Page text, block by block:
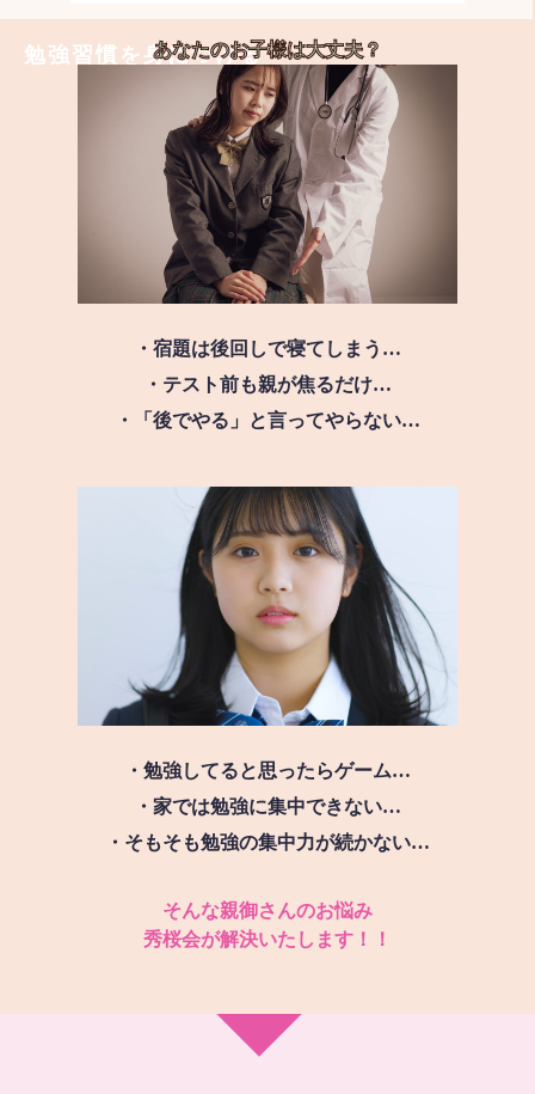
勉強習慣を身につける
あなたのお子様は大丈夫？
・宿題は後回しで寝てしまう…
・テスト前も親が焦るだけ…
・「後でやる」と言ってやらない…
・勉強してると思ったらゲーム…
・家では勉強に集中できない…
・そもそも勉強の集中力が続かない…
そんな親御さんのお悩み
秀桜会が解決いたします！！